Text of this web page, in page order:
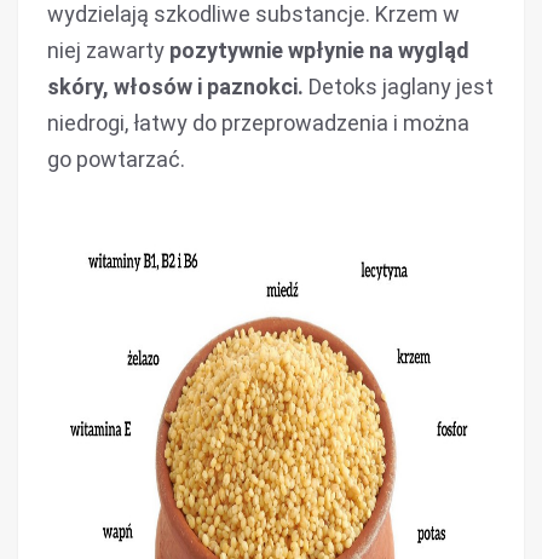
wydzielają szkodliwe substancje. Krzem w
niej zawarty pozytywnie wpłynie na wygląd
skóry, włosów i paznokci. Detoks jaglany jest
niedrogi, łatwy do przeprowadzenia i można
go powtarzać.